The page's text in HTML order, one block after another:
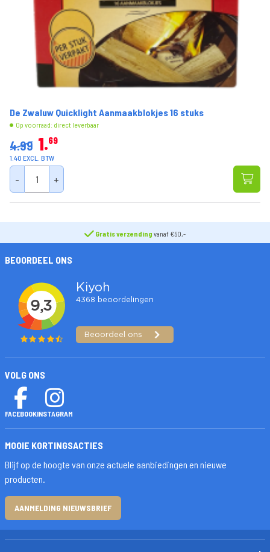
De Zwaluw Quicklight Aanmaakblokjes 16 stuks
Op voorraad: direct leverbaar
4.99 1 69
1.40 EXCL. BTW
- +
Gratis verzending vanaf €50,-
BEOORDEEL ONS
VOLG ONS
FACEBOOKINSTAGRAM
MOOIE KORTINGSACTIES
Blijf op de hoogte van onze actuele aanbiedingen en nieuwe
producten.
AANMELDING NIEUWSBRIEF